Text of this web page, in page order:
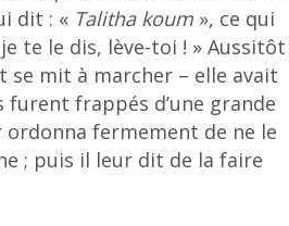
dit : « Talitha koum », ce qui
te le dis, lève-toi ! » Aussitôt
se mit à marcher – elle avait
furent frappés d’une grande
ordonna fermement de ne le
; puis il leur dit de la faire